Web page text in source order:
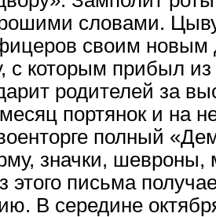
словами.
своим новым
с которым прибыл
родителей за
портянок и на
полный
значки, шевроны,
этого письма
В середине